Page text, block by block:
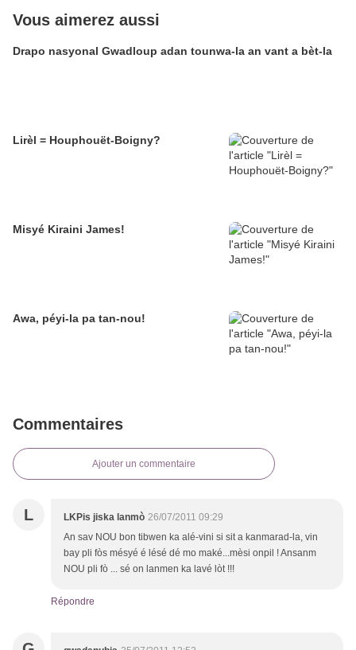
Vous aimerez aussi
Drapo nasyonal Gwadloup adan tounwa-la an vant a bèt-la
Lirèl = Houphouët-Boigny?
Misyé Kiraini James!
Awa, péyi-la pa tan-nou!
Commentaires
Ajouter un commentaire
L LKPis jiska lanmò 26/07/2011 09:29
An sav NOU bon tibwen ka alé-vini si sit a kanmarad-la, vin
bay pli fòs mésyé é lésé dé mo maké...mèsi onpil ! Ansanm
NOU pli fò ... sé on lanmen ka lavé lòt !!!
Répondre